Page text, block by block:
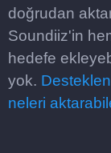
doğrudan
Soundiiz'in
hedefe
yok.
neleri